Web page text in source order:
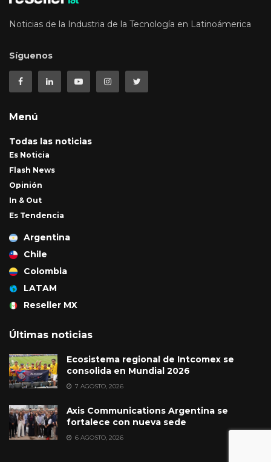
Noticias de la Industria de la Tecnología en Latinoámerica
Síguenos
Menú
Todas las noticias
Es Noticia
Flash News
Opinión
In & Out
Es Tendencia
Argentina
Chile
Colombia
LATAM
Reseller MX
Últimas noticias
Ecosistema regional de Intcomex se
consolida en Mundial 2026
7 AGOSTO, 2026
Axis Communications Argentina se
fortalece con nueva sede
6 AGOSTO, 2026